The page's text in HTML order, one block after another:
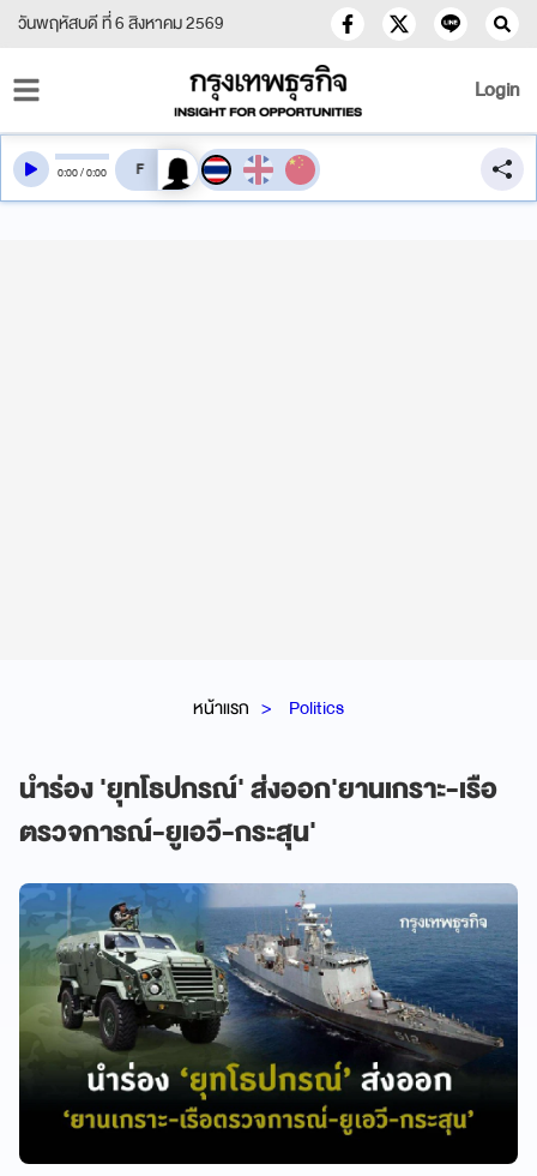
วันพฤหัสบดี ที่ 6 สิงหาคม 2569
Login
หน้าแรก Politics
นำร่อง 'ยุทโธปกรณ์' ส่งออก'ยานเกราะ-เรือ
ตรวจการณ์-ยูเอวี-กระสุน'
0:00/0:00 สลับเสียงอ่าน